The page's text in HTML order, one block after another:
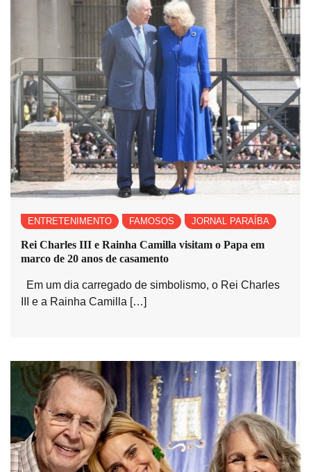
ENTRETENIMENTO FAMOSOS JORNAL PARAÍBA
Rei Charles III e Rainha Camilla visitam o Papa em
marco de 20 anos de casamento
Em um dia carregado de simbolismo, o Rei Charles
III e a Rainha Camilla […]